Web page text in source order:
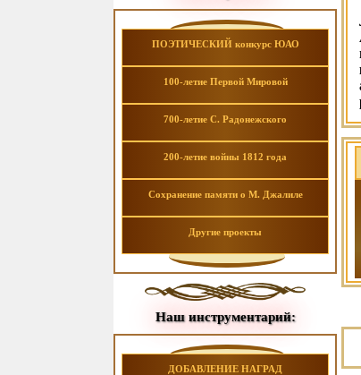
ПОЭТИЧЕСКИЙ конкурс ЮАО
100-летие Первой Мировой
700-летие С. Радонежского
200-летие войны 1812 года
Сохранение памяти о М. Джалиле
Другие проекты
Наш инструментарий:
ДОБАВЛЕНИЕ НАГРАД